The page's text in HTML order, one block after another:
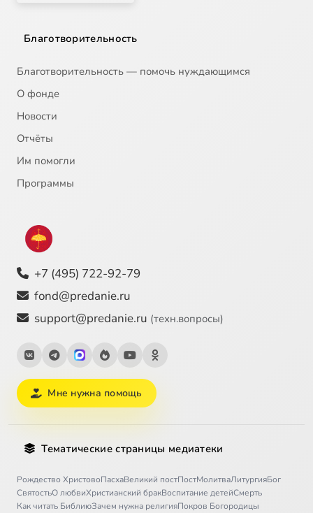
Благотворительность
Благотворительность — помочь нуждающимся
О фонде
Новости
Отчёты
Им помогли
Программы
+7 (495) 722-92-79
fond@predanie.ru
support@predanie.ru (техн.вопросы)
Мне нужна помощь
Тематические страницы медиатеки
Рождество ХристовоПасхаВеликий постПостМолитваЛитургияБог
СвятостьО любвиХристианский бракВоспитание детейСмерть
Как читать БиблиюЗачем нужна религияПокров Богородицы